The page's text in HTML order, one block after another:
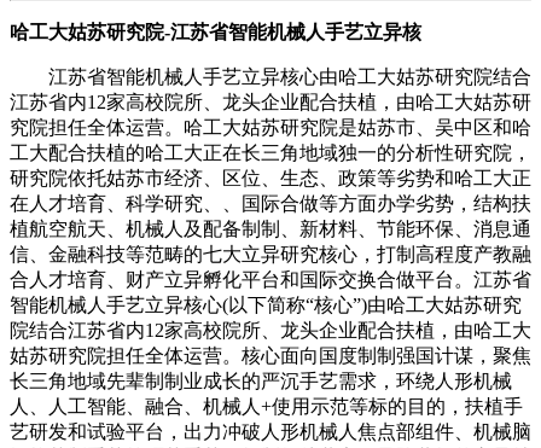
哈工大姑苏研究院-江苏省智能机械人手艺立异核
江苏省智能机械人手艺立异核心由哈工大姑苏研究院结合
江苏省内12家高校院所、龙头企业配合扶植，由哈工大姑苏研
究院担任全体运营。哈工大姑苏研究院是姑苏市、吴中区和哈
工大配合扶植的哈工大正在长三角地域独一的分析性研究院，
研究院依托姑苏市经济、区位、生态、政策等劣势和哈工大正
在人才培育、科学研究、、国际合做等方面办学劣势，结构扶
植航空航天、机械人及配备制制、新材料、节能环保、消息通
信、金融科技等范畴的七大立异研究核心，打制高程度产教融
合人才培育、财产立异孵化平台和国际交换合做平台。江苏省
智能机械人手艺立异核心(以下简称“核心”)由哈工大姑苏研究
院结合江苏省内12家高校院所、龙头企业配合扶植，由哈工大
姑苏研究院担任全体运营。核心面向国度制制强国计谋，聚焦
长三角地域先辈制制业成长的严沉手艺需求，环绕人形机械
人、人工智能、融合、机械人+使用示范等标的目的，扶植手
艺研发和试验平台，出力冲破人形机械人焦点部组件、机械脑